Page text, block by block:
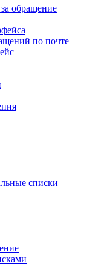
обращение
по почте
списки